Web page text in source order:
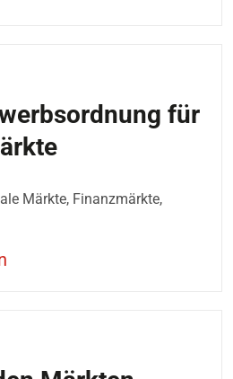
für
Märkte, Finanzmärkte,